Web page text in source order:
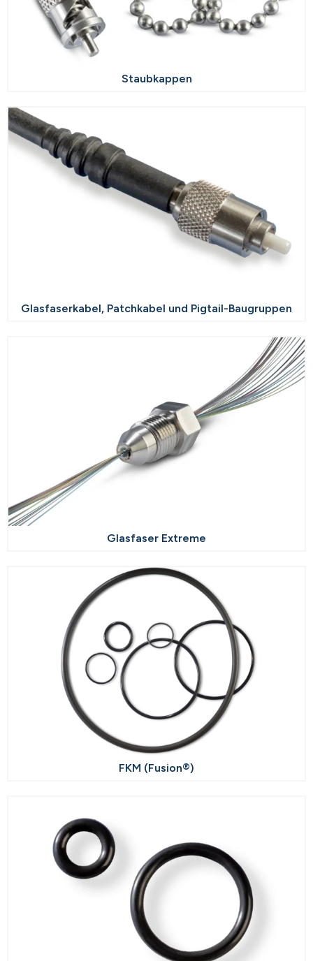
Staubkappen
Glasfaserkabel, Patchkabel und Pigtail-Baugruppen
Glasfaser Extreme
FKM (Fusion®)